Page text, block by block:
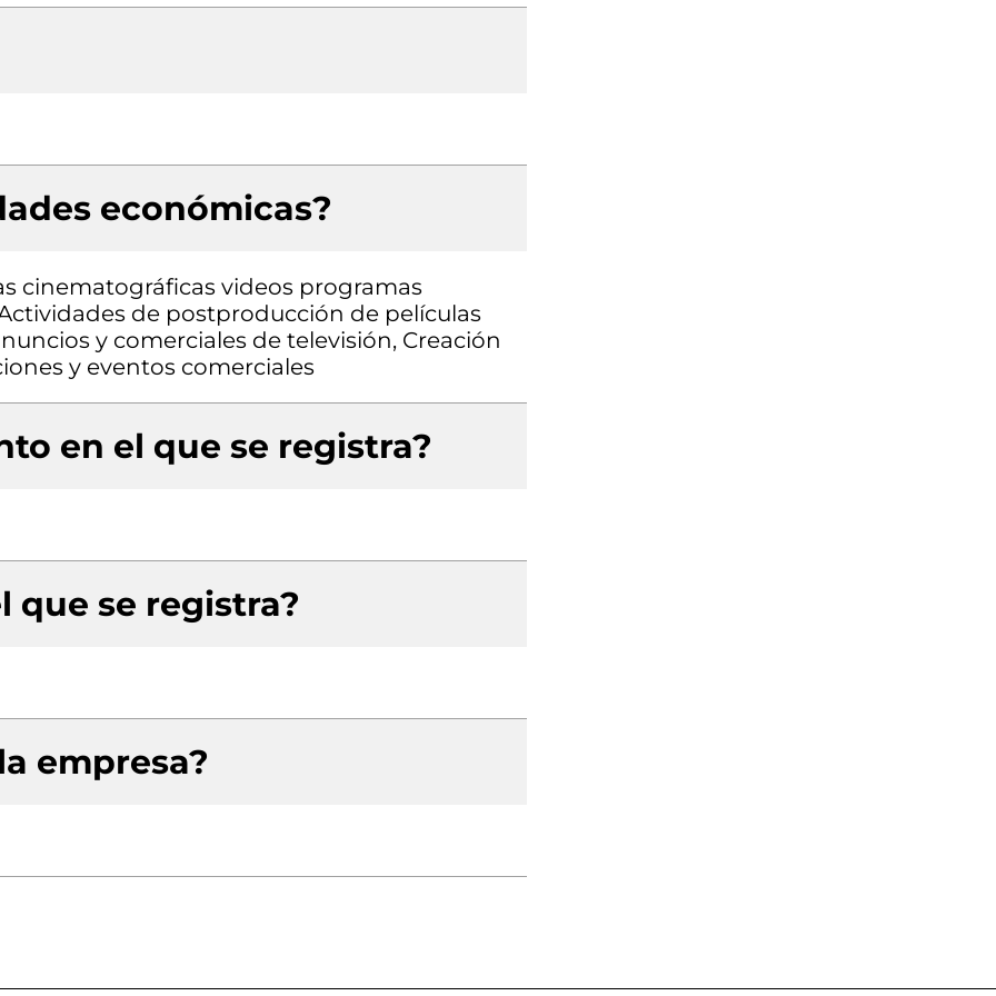
económicas?
cinematográficas videos programas
de postproducción de películas
y comerciales de televisión, Creación
y eventos comerciales
en el que se registra?
que se registra?
empresa?